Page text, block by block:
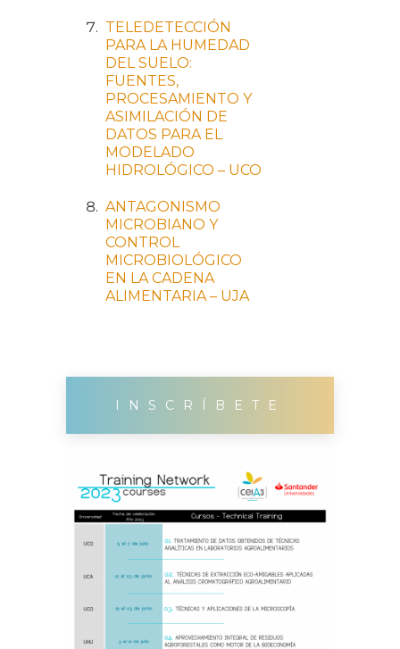
TELEDETECCIÓN
PARA LA HUMEDAD
DEL SUELO:
FUENTES,
PROCESAMIENTO Y
ASIMILACIÓN DE
DATOS PARA EL
MODELADO
HIDROLÓGICO – UCO
ANTAGONISMO
MICROBIANO Y
CONTROL
MICROBIOLÓGICO
EN LA CADENA
ALIMENTARIA – UJA
INSCRÍBETE